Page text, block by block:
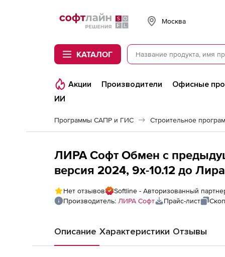
Softline
Москва
КАТАЛОГ
Акции Производители Офисные
ИИ
Программы САПР и ГИС Строительное
ЛИРА Софт Обмен с
версия 2024, 9х-10.12 до
Нет отзывов
Softline - Авторизованный
Производитель: ЛИРА Софт Прайс-лист
Описание Характеристики Отзывы